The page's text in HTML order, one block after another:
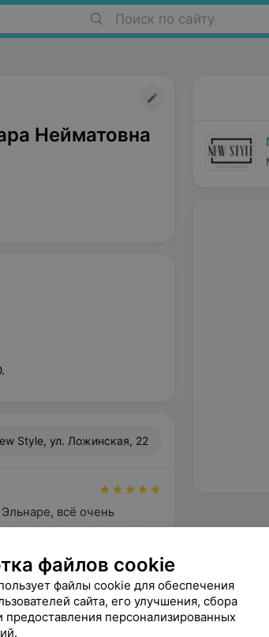
Поиск по сайту
Нейматовна
Style, ул. Ложинская, 22
всё очень
рекомендую,
Источник Yclients
мастер.
файлов cookie
файлы cookie для обеспечения
сайта, его улучшения, сбора
предоставления персонализированных